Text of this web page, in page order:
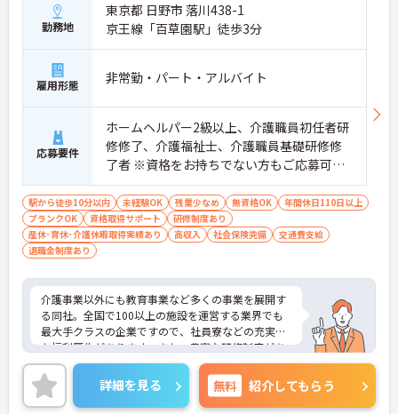
勤務地
東京都 日野市 落川438-1
京王線「百草園駅」徒歩3分
雇用形態 非常勤・パート・アルバイト
応募要件
ホームヘルパー2級以上、介護職員初任者研
修修了、介護福祉士、介護職員基礎研修修
了者 ※資格をお持ちでない方もご応募可能
です。
駅から徒歩10分以内 未経験OK 残業少なめ 無資格OK
年間休日110日以上
ブランクOK
資格取得サポート
研修制度あり
産休･育休･介護休暇取得実績あり
高収入 社会保険完備
交通費支給
退職金制度あり
介護事業以外にも教育事業など多くの事業を展開す
る同社。全国で100以上の施設を運営する業界でも
最大手クラスの企業ですので、社員寮などの充実し
た福利厚生があります。また、豊富な研修制度があ
りますので、未経験の方も安心です。ご興味ある方
には、面接対策ポイントなど、さらに詳細をお話し
いたしますのでお気軽にご相談ください。
詳細を見る 無料 紹介してもらう